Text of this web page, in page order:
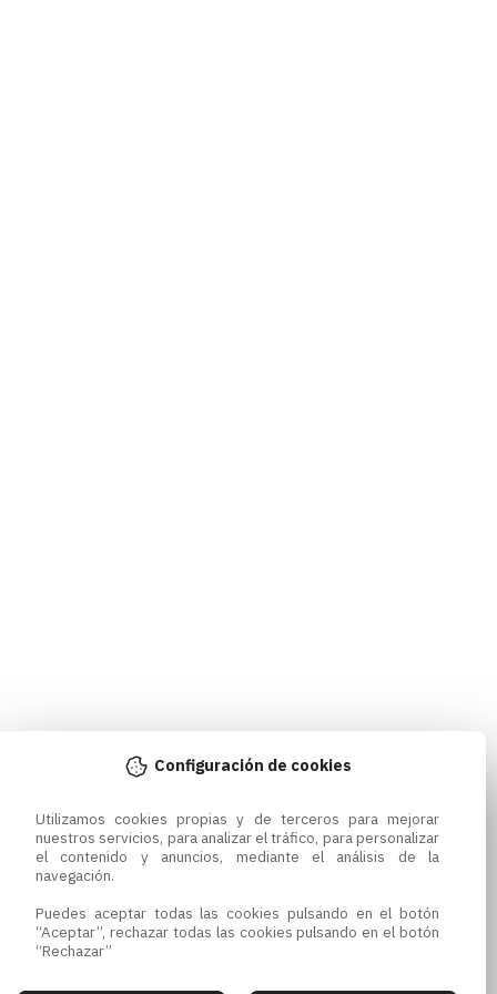
Configuración de cookies
Utilizamos cookies propias y de terceros para mejorar
nuestros servicios, para analizar el tráfico, para personalizar
el contenido y anuncios, mediante el análisis de la
navegación.
Puedes aceptar todas las cookies pulsando en el botón
“Aceptar”, rechazar todas las cookies pulsando en el botón
“Rechazar”